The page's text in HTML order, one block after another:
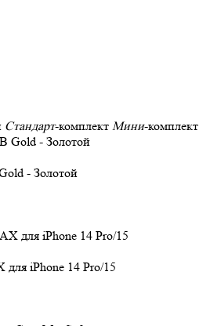
Стандарт-комплект Мини-комплект
- Золотой
iPhone 14 Pro/15